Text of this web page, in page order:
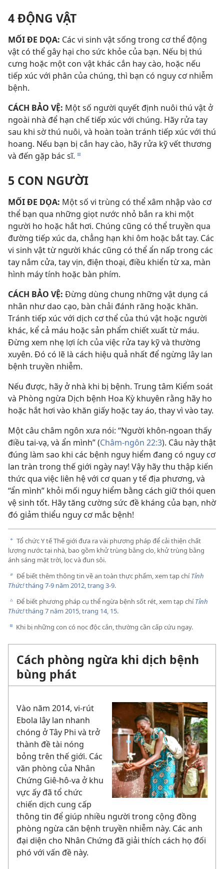
4 ĐỘNG VẬT
MỐI ĐE DỌA: Các vi sinh vật sống trong cơ thể động
vật có thể gây hại cho sức khỏe của bạn. Nếu bị thú
cưng hoặc một con vật khác cắn hay cào, hoặc nếu
tiếp xúc với phân của chúng, thì bạn có nguy cơ nhiễm
bệnh.
CÁCH BẢO VỆ: Một số người quyết định nuôi thú vật ở
ngoài nhà để hạn chế tiếp xúc với chúng. Hãy rửa tay
sau khi sờ thú nuôi, và hoàn toàn tránh tiếp xúc với thú
hoang. Nếu bạn bị cắn hay cào, hãy rửa kỹ vết thương
và đến gặp bác sĩ. d
5 CON NGƯỜI
MỐI ĐE DỌA: Một số vi trùng có thể xâm nhập vào cơ
thể bạn qua những giọt nước nhỏ bắn ra khi một
người ho hoặc hắt hơi. Chúng cũng có thể truyền qua
đường tiếp xúc da, chẳng hạn khi ôm hoặc bắt tay. Các
vi sinh vật từ người khác cũng có thể ẩn nấp trong các
tay nắm cửa, tay vịn, điện thoại, điều khiển từ xa, màn
hình máy tính hoặc bàn phím.
CÁCH BẢO VỆ: Đừng dùng chung những vật dụng cá
nhân như dao cạo, bàn chải đánh răng hoặc khăn.
Tránh tiếp xúc với dịch cơ thể của thú vật hoặc người
khác, kể cả máu hoặc sản phẩm chiết xuất từ máu.
Đừng xem nhẹ lợi ích của việc rửa tay kỹ và thường
xuyên. Đó có lẽ là cách hiệu quả nhất để ngừng lây lan
bệnh truyền nhiễm.
Nếu được, hãy ở nhà khi bị bệnh. Trung tâm Kiểm soát
và Phòng ngừa Dịch bệnh Hoa Kỳ khuyên rằng hãy ho
hoặc hắt hơi vào khăn giấy hoặc tay áo, thay vì vào tay.
Một câu châm ngôn xưa nói: “Người khôn-ngoan thấy
điều tai-vạ, và ẩn mình” (Châm-ngôn 22:3). Câu này thật
đúng làm sao khi các bệnh nguy hiểm đang có nguy cơ
lan tràn trong thế giới ngày nay! Vậy hãy thu thập kiến
thức qua việc liên hệ với cơ quan y tế địa phương, và
“ẩn mình” khỏi mối nguy hiểm bằng cách giữ thói quen
vệ sinh tốt. Hãy tăng cường sức đề kháng của bạn, nhờ
đó giảm thiểu nguy cơ mắc bệnh!
a Tổ chức Y tế Thế giới đưa ra vài phương pháp để cải thiện chất
lượng nước tại nhà, bao gồm khử trùng bằng clo, khử trùng bằng
ánh sáng mặt trời, lọc và đun sôi.
b Để biết thêm thông tin về an toàn thực phẩm, xem tạp chíTỉnh
Thức!tháng 7-9 năm 2012, trang 3-9.
c Để biết phương pháp cụ thể ngừa bệnh sốt rét, xem tạp chíTỉnh
Thức!tháng 7 năm 2015, trang 14, 15.
d Khi bị những con có nọc độc cắn, thường cần cấp cứu ngay.
Cách phòng ngừa khi dịch bệnh
bùng phát
Vào năm 2014, vi-rút
Ebola lây lan nhanh
chóng ở Tây Phi và trở
thành đề tài nóng
bỏng trên thế giới. Các
văn phòng của Nhân
Chứng Giê-hô-va ở khu
vực ấy đã tổ chức
chiến dịch cung cấp
thông tin để giúp nhiều người trong cộng đồng
phòng ngừa căn bệnh truyền nhiễm này. Các anh
đại diện cho Nhân Chứng đã giải thích cách họ đối
phó với vấn đề này.